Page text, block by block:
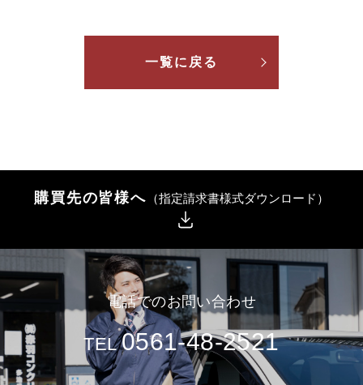
一覧に戻る
購買先の皆様へ （指定請求書様式ダウンロード）
電話でのお問い合わせ
TEL0561-48-2521